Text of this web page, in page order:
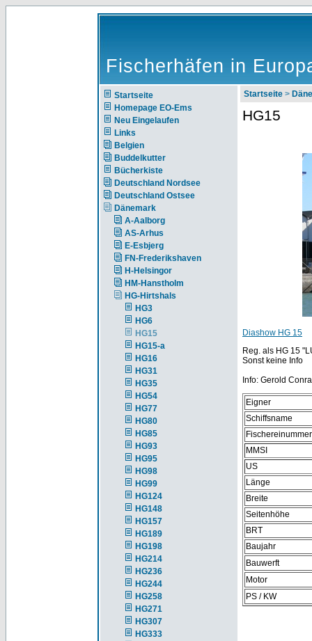
Fischerhäfen in
Startseite
Homepage EO-Ems
Neu Eingelaufen
Links
Belgien
Buddelkutter
Bücherkiste
Deutschland Nordsee
Deutschland Ostsee
Dänemark
A-Aalborg
AS-Arhus
E-Esbjerg
FN-Frederikshaven
H-Helsingor
HM-Hanstholm
HG-Hirtshals
HG3
HG6
HG15
HG15-a
HG16
HG31
HG35
HG54
HG77
HG80
HG85
HG93
HG95
HG98
HG99
HG124
HG148
HG157
HG189
HG198
HG214
HG236
HG244
HG258
HG271
HG307
HG333
Startseite >
HG15
Diashow HG 15
Reg. als HG 15
Sonst keine Info
Info: Gerold
Eigner
Schiffsname
Fischereinummer
MMSI
US
Länge
Breite
Seitenhöhe
BRT
Baujahr
Bauwerft
Motor
PS / KW